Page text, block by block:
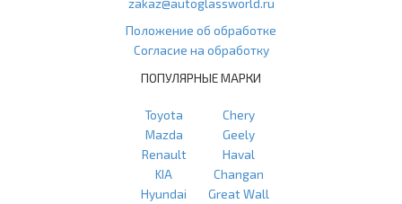
Положение об обработке
Согласие на обработку
ПОПУЛЯРНЫЕ МАРКИ
Toyota
Mazda
Renault
KIA
Hyundai
Chery
Geely
Haval
Changan
Great Wall